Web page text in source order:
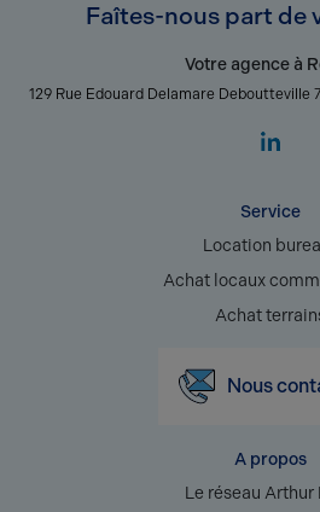
Faîtes-nous part de
Votre agence à
129 Rue Edouard Delamare Deboutteville
Service
Location
Achat locaux
Achat
Nous
A propos
Le réseau Arthur